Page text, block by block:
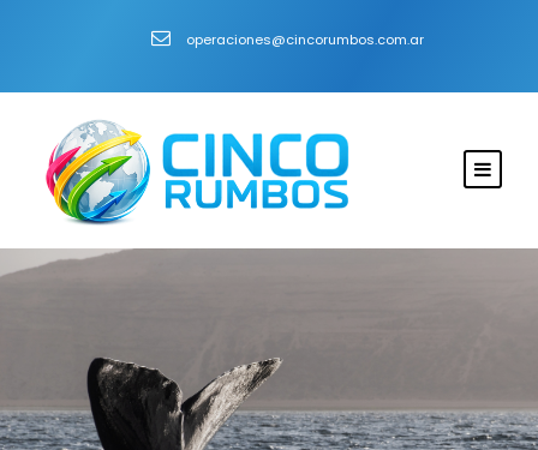
operaciones@cincorumbos.com.ar